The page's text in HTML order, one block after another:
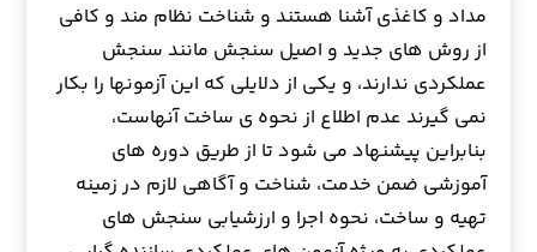
مداد و کاغذی آشنا هستند و شناخت نظام مند و کافی
از روش های جدید و اصیل سنجش مانند سنجش
عملکردی ندارند، و یکی از دلایلی که این آزمونها را بکار
نمی گیرند عدم اطلاع از نحوه ی ساخت آنهاست،
بنابراین پیشنهاد می شود تا از طریق دوره های
آموزشی ضمن خدمت، شناخت و آگاهی لازم در زمینه
تهیه و ساخت، نحوه اجرا و ارزشیابی سنجش های